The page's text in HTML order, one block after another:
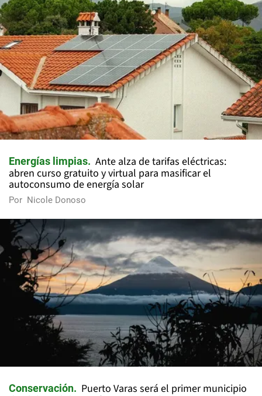
Energías limpias
Ante alza de tarifas eléctricas:
abren curso gratuito y virtual para masificar el
autoconsumo de energía solar
Por Nicole Donoso
Conservación
Puerto Varas será el primer municipio